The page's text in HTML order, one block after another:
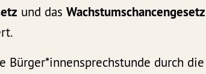
und dasWachstumschancengesetz
Bürger*innensprechstunde durch